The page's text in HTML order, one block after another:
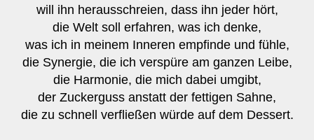
will ihn herausschreien, dass ihn jeder hört,
die Welt soll erfahren, was ich denke,
was ich in meinem Inneren empfinde und fühle,
die Synergie, die ich verspüre am ganzen Leibe,
die Harmonie, die mich dabei umgibt,
der Zuckerguss anstatt der fettigen Sahne,
die zu schnell verfließen würde auf dem Dessert.